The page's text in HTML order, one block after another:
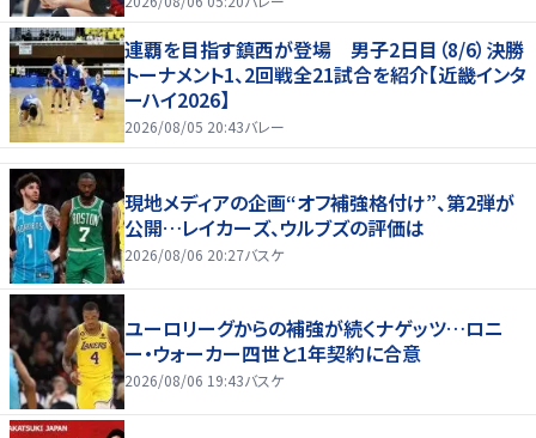
連覇を目指す鎮西が登場 男子2日目（8/6）決勝
トーナメント1、2回戦全21試合を紹介【近畿インタ
ーハイ2026】
2026/08/05 20:43バレー
現地メディアの企画“オフ補強格付け”、第2弾が
公開…レイカーズ、ウルブズの評価は
2026/08/06 20:27バスケ
ユーロリーグからの補強が続くナゲッツ…ロニ
ー・ウォーカー四世と1年契約に合意
2026/08/06 19:43バスケ